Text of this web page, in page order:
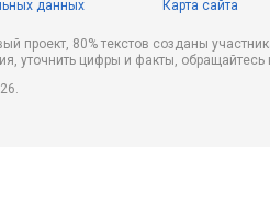
данных Карта сайта
проект, 80% текстов созданы
уточнить цифры и факты,